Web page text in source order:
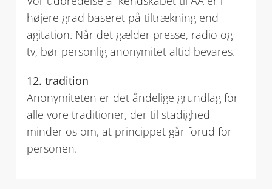
højere grad baseret på tiltrækning end
agitation. Når det gælder presse, radio og
tv, bør personlig anonymitet altid bevares.
12. tradition
Anonymiteten er det åndelige grundlag for
alle vore traditioner, der til stadighed
minder os om, at princippet går forud for
personen.